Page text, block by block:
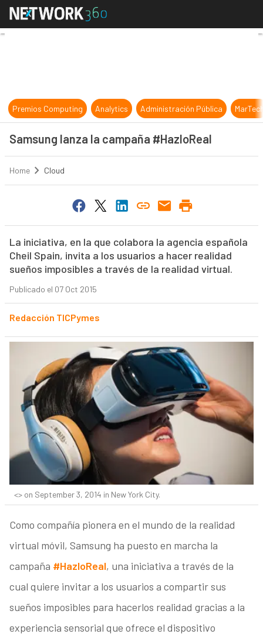
Samsung lanza la campaña
Premios Computing Analytics Administración Pública
Samsung lanza la campaña #HazloReal
Home Cloud
La iniciativa, en la que colabora la agencia española
Cheil Spain, invita a los usuarios a hacer realidad
sueños imposibles a través de la realidad virtual.
Publicado el 07 Oct 2015
Redacción TICPymes
<> on September 3, 2014 in New York City.
Como compañía pionera en el mundo de la realidad
virtual móvil, Samsung ha puesto en marcha la
campaña #HazloReal, una iniciativa a través de la
cual quiere invitar a los usuarios a compartir sus
sueños imposibles para hacerlos realidad gracias a la
experiencia sensorial que ofrece el dispositivo